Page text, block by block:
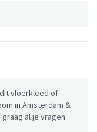
vloerkleed of
in Amsterdam &
al je vragen.